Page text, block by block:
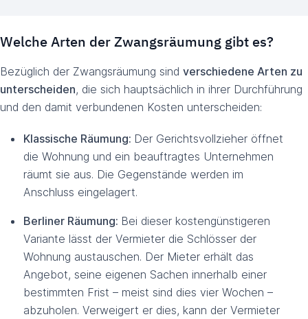
Welche Arten der Zwangsräumung gibt es?
Bezüglich der Zwangsräumung sind verschiedene Arten zu
unterscheiden, die sich hauptsächlich in ihrer Durchführung
und den damit verbundenen Kosten unterscheiden:
Klassische Räumung: Der Gerichtsvollzieher öffnet
die Wohnung und ein beauftragtes Unternehmen
räumt sie aus. Die Gegenstände werden im
Anschluss eingelagert.
Berliner Räumung: Bei dieser kostengünstigeren
Variante lässt der Vermieter die Schlösser der
Wohnung austauschen. Der Mieter erhält das
Angebot, seine eigenen Sachen innerhalb einer
bestimmten Frist – meist sind dies vier Wochen –
abzuholen. Verweigert er dies, kann der Vermieter